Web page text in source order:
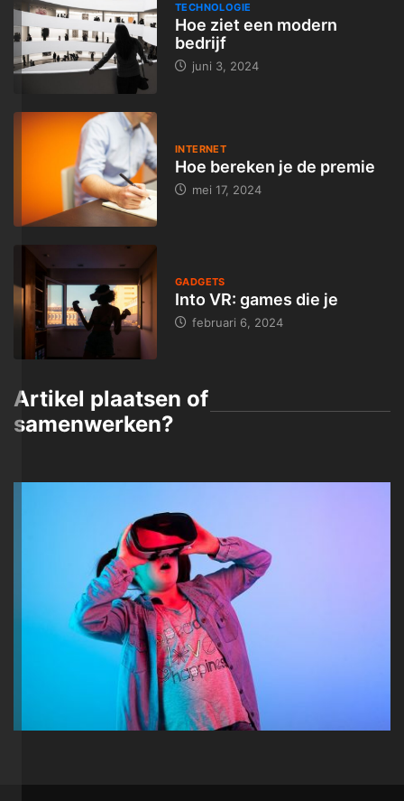
TECHNOLOGIE
Hoe ziet een modern
bedrijf
juni 3, 2024
INTERNET
Hoe bereken je de premie
mei 17, 2024
GADGETS
Into VR: games die je
februari 6, 2024
Artikel plaatsen of
samenwerken?